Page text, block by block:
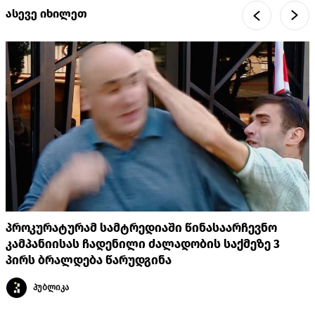
ასევე იხილეთ
პროკურატურამ სამტრედიაში წინასაარჩევნო
კამპანიისას ჩადენილი ძალადობის საქმეზე 3
პირს ბრალდება წარუდგინა
პუბლიკა